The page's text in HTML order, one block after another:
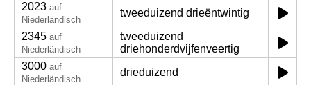
2023 auf
Niederländisch
tweeduizend drieëntwintig
2345 auf
Niederländisch
tweeduizend
driehonderdvijfenveertig
3000 auf
Niederländisch
drieduizend